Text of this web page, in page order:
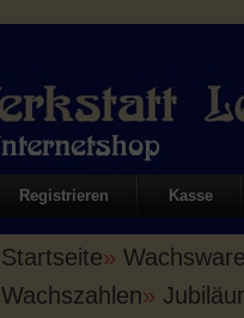
Registrieren Kasse
Startseite»
Wachszahlen»